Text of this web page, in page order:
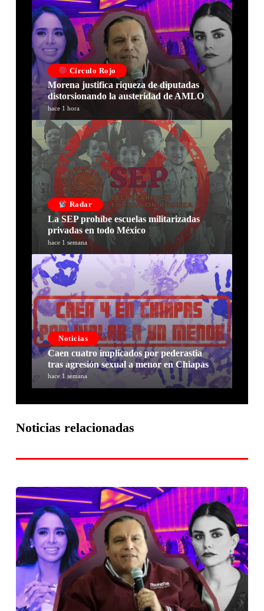
Círculo Rojo
Morena justifica riqueza de diputadas
distorsionando la austeridad de AMLO
hace 1 hora
Radar
La SEP prohíbe escuelas militarizadas
privadas en todo México
hace 1 semana
Noticias
Caen cuatro implicados por pederastia
tras agresión sexual a menor en Chiapas
hace 1 semana
Noticias relacionadas